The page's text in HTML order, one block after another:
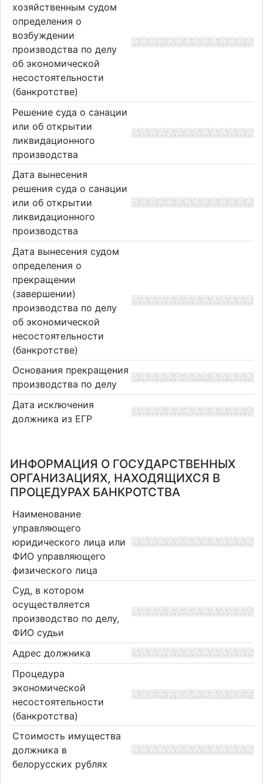
хозяйственным судом
определения о
возбуждении
производства по делу
об экономической
несостоятельности
(банкротстве)
Решение суда о санации
или об открытии
ликвидационного
производства
Дата вынесения
решения суда о санации
или об открытии
ликвидационного
производства
Дата вынесения судом
определения о
прекращении
(завершении)
производства по делу
об экономической
несостоятельности
(банкротстве)
Основания прекращения
производства по делу
Дата исключения
должника из ЕГР
ИНФОРМАЦИЯ О ГОСУДАРСТВЕННЫХ
ОРГАНИЗАЦИЯХ, НАХОДЯЩИХСЯ В
ПРОЦЕДУРАХ БАНКРОТСТВА
Наименование
управляющего
юридического лица или
ФИО управляющего
физического лица
Суд, в котором
осуществляется
производство по делу,
ФИО судьи
Адрес должника
Процедура
экономической
несостоятельности
(банкротства)
Стоимость имущества
должника в
белорусских рублях